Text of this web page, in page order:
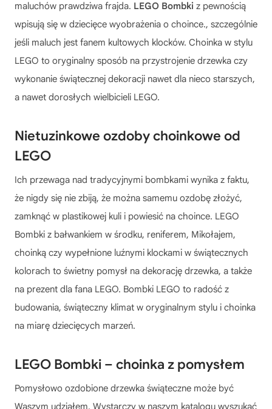
maluchów prawdziwa frajda. LEGO Bombki z pewnością
wpisują się w dziecięce wyobrażenia o choince., szczególnie
jeśli maluch jest fanem kultowych klocków. Choinka w stylu
LEGO to oryginalny sposób na przystrojenie drzewka czy
wykonanie świątecznej dekoracji nawet dla nieco starszych,
a nawet dorosłych wielbicieli LEGO.
Nietuzinkowe ozdoby choinkowe od
LEGO
Ich przewaga nad tradycyjnymi bombkami wynika z faktu,
że nigdy się nie zbiją, że można samemu ozdobę złożyć,
zamknąć w plastikowej kuli i powiesić na choince. LEGO
Bombki z bałwankiem w środku, reniferem, Mikołajem,
choinką czy wypełnione luźnymi klockami w świątecznych
kolorach to świetny pomysł na dekorację drzewka, a także
na prezent dla fana LEGO. Bombki LEGO to radość z
budowania, świąteczny klimat w oryginalnym stylu i choinka
na miarę dziecięcych marzeń.
LEGO Bombki – choinka z pomysłem
Pomysłowo ozdobione drzewka świąteczne może być
Waszym udziałem. Wystarczy w naszym katalogu wyszukać